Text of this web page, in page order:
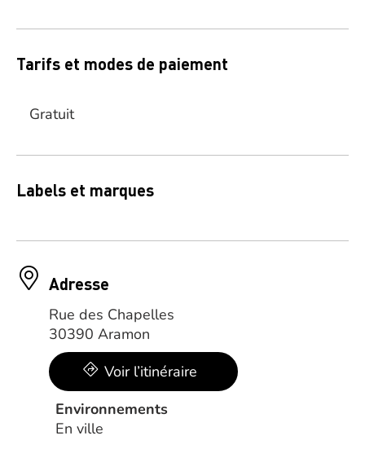
Tarifs et modes de paiement
Gratuit
Labels et marques
Adresse
Rue des Chapelles
30390 Aramon
Voir l’itinéraire
Environnements
En ville